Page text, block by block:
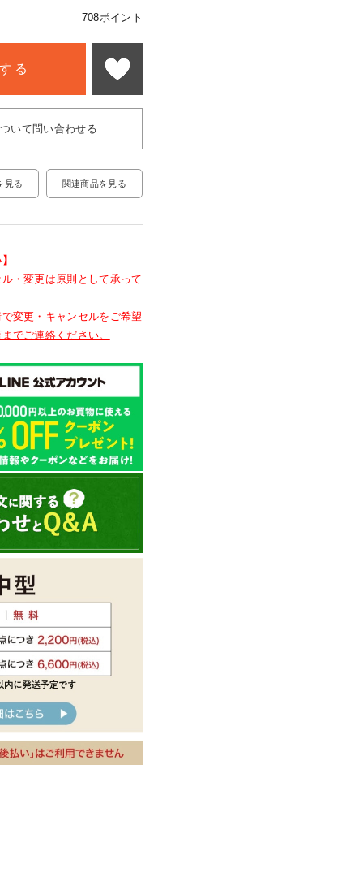
708ポイント
る
いて問い合わせる
見る 関連商品を見る
・変更は原則として承って
変更・キャンセルをご希望
でご連絡ください。